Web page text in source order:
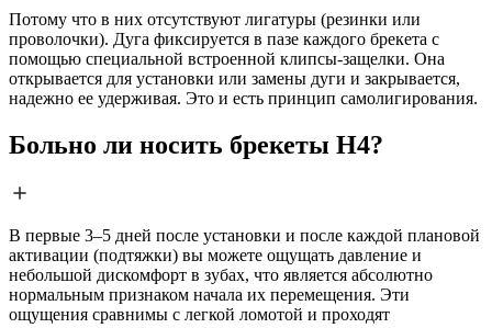
Потому что в них отсутствуют лигатуры (резинки или
проволочки). Дуга фиксируется в пазе каждого брекета с
помощью специальной встроенной клипсы-защелки. Она
открывается для установки или замены дуги и закрывается,
надежно ее удерживая. Это и есть принцип самолигирования.
Больно ли носить брекеты H4?
В первые 3–5 дней после установки и после каждой плановой
активации (подтяжки) вы можете ощущать давление и
небольшой дискомфорт в зубах, что является абсолютно
нормальным признаком начала их перемещения. Эти
ощущения сравнимы с легкой ломотой и проходят